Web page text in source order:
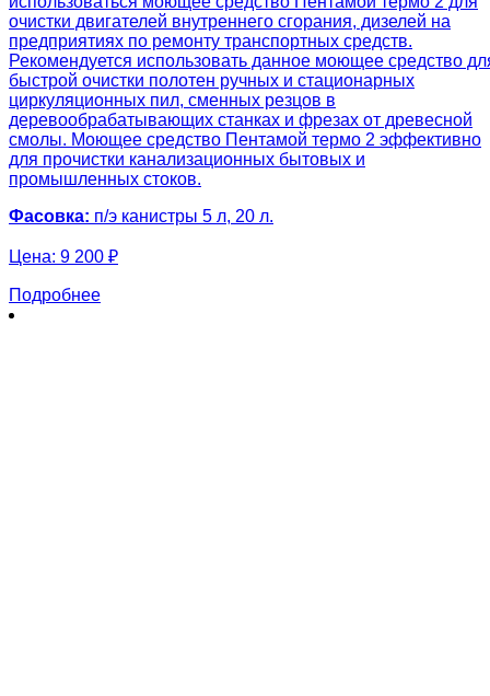
очистки двигателей внутреннего сгорания, дизелей на
предприятиях по ремонту транспортных средств.
Рекомендуется использовать данное моющее средство
быстрой очистки полотен ручных и стационарных
циркуляционных пил, сменных резцов в
деревообрабатывающих станках и фрезах от древесной
смолы. Моющее средство Пентамой термо 2 эффективно
для прочистки канализационных бытовых и
промышленных стоков.
Фасовка: п/э канистры 5 л, 20 л.
Цена: 9 200 ₽
Подробнее